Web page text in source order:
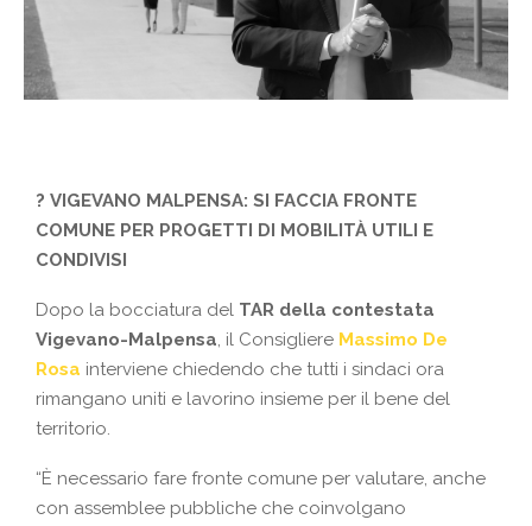
? VIGEVANO MALPENSA: SI FACCIA FRONTE
COMUNE PER PROGETTI DI MOBILITÀ UTILI E
CONDIVISI
Dopo la bocciatura del TAR della contestata
Vigevano-Malpensa , il Consigliere Massimo De
Rosa interviene chiedendo che tutti i sindaci ora
rimangano uniti e lavorino insieme per il bene del
territorio.
“È necessario fare fronte comune per valutare, anche
con assemblee pubbliche che coinvolgano